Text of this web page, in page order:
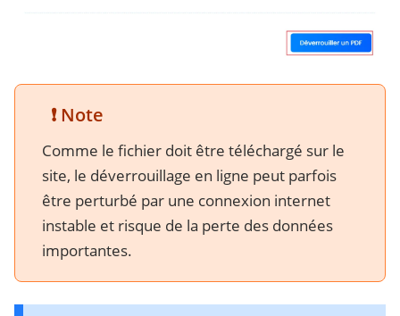
❗ Note
Comme le fichier doit être téléchargé sur le
site, le déverrouillage en ligne peut parfois
être perturbé par une connexion internet
instable et risque de la perte des données
importantes.